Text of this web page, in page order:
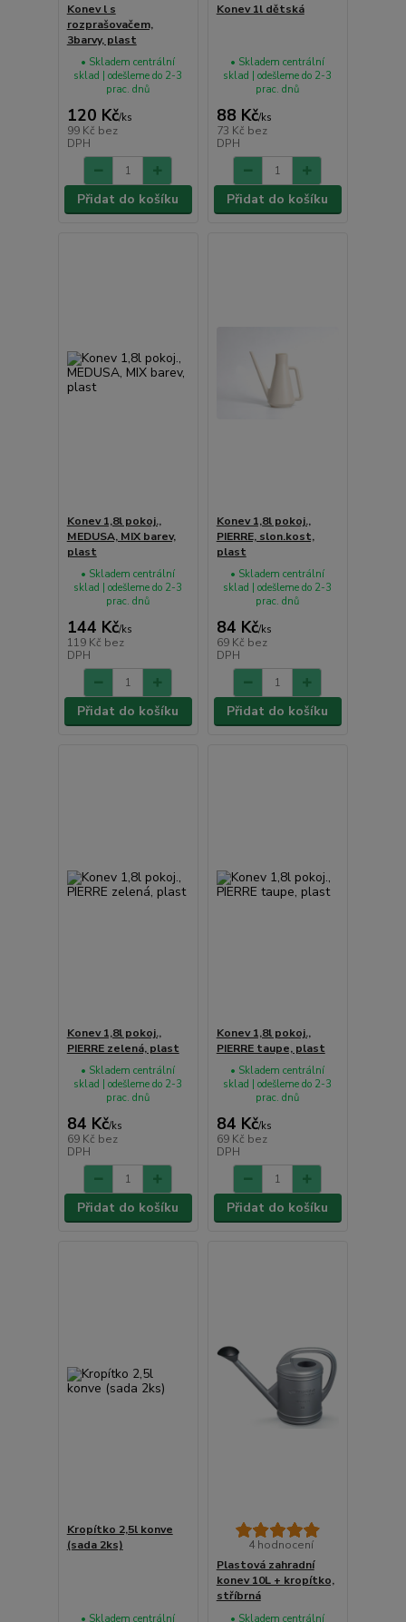
Konev l s
rozprašovačem,
3barvy, plast
120 Kč/ks
99 Kč bez
DPH
• Skladem centrální
sklad | odešleme do 2-3
prac. dnů
Přidat do košíku
Konev 1l dětská
88 Kč/ks
73 Kč bez
DPH
• Skladem centrální
sklad | odešleme do 2-3
prac. dnů
Přidat do košíku
Konev 1,8l pokoj.,
MEDUSA, MIX barev,
plast
144 Kč/ks
119 Kč bez
DPH
• Skladem centrální
sklad | odešleme do 2-3
prac. dnů
Přidat do košíku
Konev 1,8l pokoj.,
PIERRE, slon.kost,
plast
84 Kč/ks
69 Kč bez
DPH
• Skladem centrální
sklad | odešleme do 2-3
prac. dnů
Přidat do košíku
Konev 1,8l pokoj.,
PIERRE zelená, plast
84 Kč/ks
69 Kč bez
DPH
• Skladem centrální
sklad | odešleme do 2-3
prac. dnů
Přidat do košíku
Konev 1,8l pokoj.,
PIERRE taupe, plast
84 Kč/ks
69 Kč bez
DPH
• Skladem centrální
sklad | odešleme do 2-3
prac. dnů
Přidat do košíku
Kropítko 2,5l konve
(sada 2ks)
• Skladem centrální
4 hodnocení
Plastová zahradní
konev 10L + kropítko,
stříbrná
• Skladem centrální